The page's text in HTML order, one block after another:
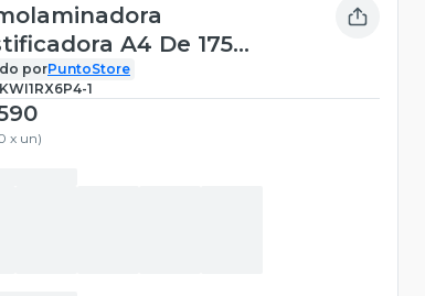
A4 De 175
- Ps
porPuntoStore
1
x un)